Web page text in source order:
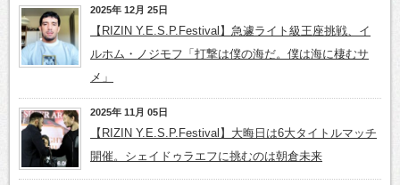
2025年 12月 25日
【RIZIN Y.E.S.P.Festival】急遽ライト級王座挑戦、イ
ルホム・ノジモフ「打撃は僕の海だ。僕は海に棲むサ
メ」
2025年 11月 05日
【RIZIN Y.E.S.P.Festival】大晦日は6大タイトルマッチ
開催。シェイドゥラエフに挑むのは朝倉未来